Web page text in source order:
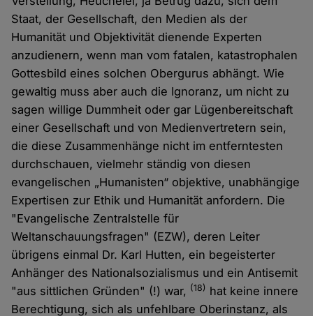
Staat, der Gesellschaft, den Medien als der
Humanität und Objektivität dienende Experten
anzudienern, wenn man vom fatalen, katastrophalen
Gottesbild eines solchen Obergurus abhängt. Wie
gewaltig muss aber auch die Ignoranz, um nicht zu
sagen willige Dummheit oder gar Lügenbereitschaft
einer Gesellschaft und von Medienvertretern sein,
die diese Zusammenhänge nicht im entferntesten
durchschauen, vielmehr ständig von diesen
evangelischen „Humanisten“ objektive, unabhängige
Expertisen zur Ethik und Humanität anfordern. Die
"Evangelische Zentralstelle für
Weltanschauungsfragen" (EZW), deren Leiter
übrigens einmal Dr. Karl Hutten, ein begeisterter
Anhänger des Nationalsozialismus und ein Antisemit
"aus sittlichen Gründen" (!) war, (18) hat keine innere
Berechtigung, sich als unfehlbare Oberinstanz, als